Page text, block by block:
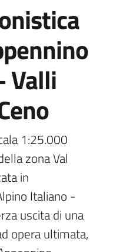
Valli
1:25.000
zona Val
in
Italiano -
uscita di una
opera ultimata,